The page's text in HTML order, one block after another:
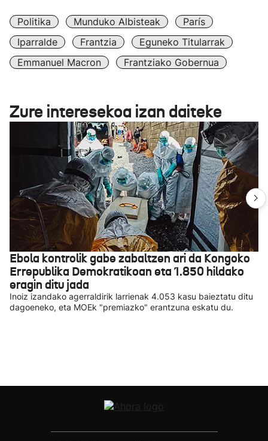
Politika Munduko Albisteak
París
Iparralde
Frantzia
Eguneko Titularrak
Emmanuel Macron
Frantziako Gobernua
Zure interesekoa izan daiteke
Ebola kontrolik gabe zabaltzen ari da Kongoko
Errepublika Demokratikoan eta 1.850 hildako
eragin ditu jada
Inoiz izandako agerraldirik larrienak 4.053 kasu baieztatu ditu
dagoeneko, eta MOEk "premiazko" erantzuna eskatu du.